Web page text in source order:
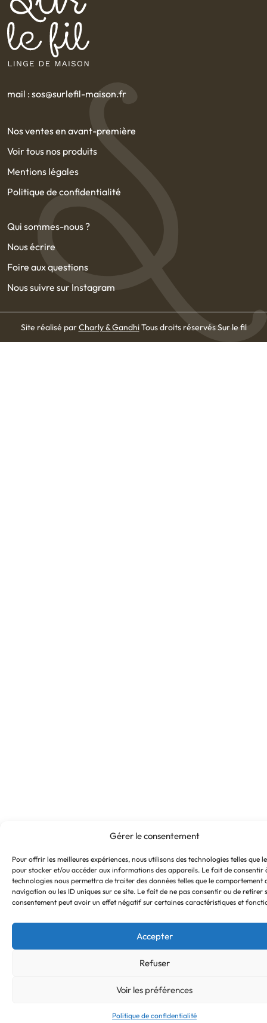
Gérer le consentement
Pour offrir les meilleures expériences, nous utilisons des technologies telles que
pour stocker et/ou accéder aux informations des appareils. Le fait de consentir
technologies nous permettra de traiter des données telles que le comportement
navigation ou les ID uniques sur ce site. Le fait de ne pas consentir ou de retirer
consentement peut avoir un effet négatif sur certaines caractéristiques et
Accepter
Refuser
Voir les préférences
Politique de confidentialité
mail : sos@surlefil-maison.fr
Nos ventes en avant-première
Voir tous nos produits
Mentions légales
Politique de confidentialité
Qui sommes-nous ?
Nous écrire
Foire aux questions
Nous suivre sur Instagram
Site réalisé parCharly & GandhiTous droits réservés Sur le fil